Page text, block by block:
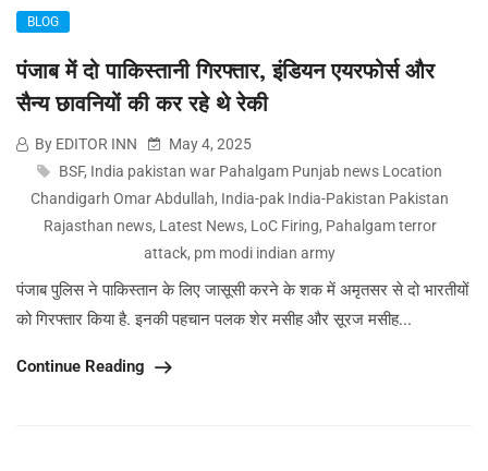
BLOG
पंजाब में दो पाकिस्तानी गिरफ्तार, इंडियन एयरफोर्स और
सैन्य छावनियों की कर रहे थे रेकी
By EDITOR INN
May 4, 2025
BSF, India pakistan war Pahalgam Punjab news Location
Chandigarh Omar Abdullah, India-pak India-Pakistan Pakistan
Rajasthan news, Latest News, LoC Firing, Pahalgam terror
attack, pm modi indian army
पंजाब पुलिस ने पाकिस्तान के लिए जासूसी करने के शक में अमृतसर से दो भारतीयों
को गिरफ्तार किया है. इनकी पहचान पलक शेर मसीह और सूरज मसीह...
Continue Reading